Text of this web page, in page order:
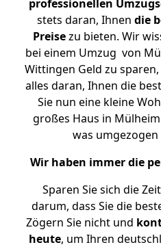
professionellen
stets daran, Ihnen die
Preisezu bieten. Wir
bei einem Umzug von
Wittingen Geld zu
alles daran, Ihnen die
Sie nun eine kleine
großes Haus in
was
Wir haben immer die
Sparen Sie sich die
darum, dass Sie die
Zögern Sie nicht und
heute, um Ihren